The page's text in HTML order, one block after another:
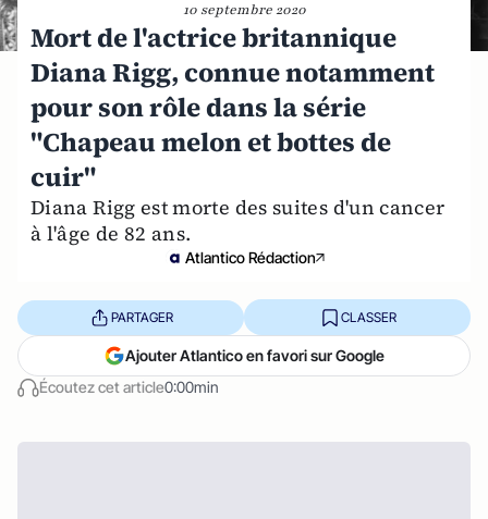
10 septembre 2020
Mort de l'actrice britannique
Diana Rigg, connue notamment
pour son rôle dans la série
"Chapeau melon et bottes de
cuir"
Diana Rigg est morte des suites d'un cancer
à l'âge de 82 ans.
Atlantico Rédaction
Écoutez cet article0:00min
PARTAGER CLASSER
Ajouter Atlantico en favori sur Google